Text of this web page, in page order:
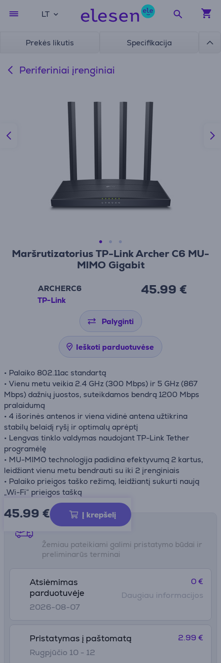
LT
Prekės likutis Specifikacija
Periferiniai įrenginiai
Maršrutizatorius TP-Link Archer C6 MU-
MIMO Gigabit
ARCHERC6
TP-Link
45.99 €
Palyginti
Ieškoti parduotuvėse
• Palaiko 802.11ac standartą
• Vienu metu veikia 2.4 GHz (300 Mbps) ir 5 GHz (867
Mbps) dažnių juostos, suteikdamos bendrą 1200 Mbps
pralaidumą
• 4 išorinės antenos ir viena vidinė antena užtikrina
stabilų belaidį ryšį ir optimalų aprėptį
• Lengvas tinklo valdymas naudojant TP-Link Tether
programėlę
• MU-MIMO technologija padidina efektyvumą 2 kartus,
leidžiant vienu metu bendrauti su iki 2 įrenginiais
• Palaiko prieigos taško režimą, leidžiantį sukurti naują
„Wi-Fi“ prieigos tašką
45.99 € Į krepšelį
Pristatymo būdai
Žemiau pateikiami galimi pristatymo būdai ir
preliminarūs terminai
Atsiėmimas
parduotuvėje
2026-08-07
0 €
Daugiau informacijos
Pristatymas į paštomatą
Rugpjūčio 10 - 12
2.99 €